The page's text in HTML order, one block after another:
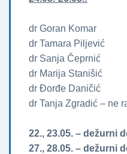
dr Goran Komar
dr Tamara Piljević
dr Sanja Čeprnić
dr Marija Stanišić
dr Đorđe Daničić
dr Tanja Zgradić – ne
22., 23.05. – dežurni
27., 28.05. – dežurni